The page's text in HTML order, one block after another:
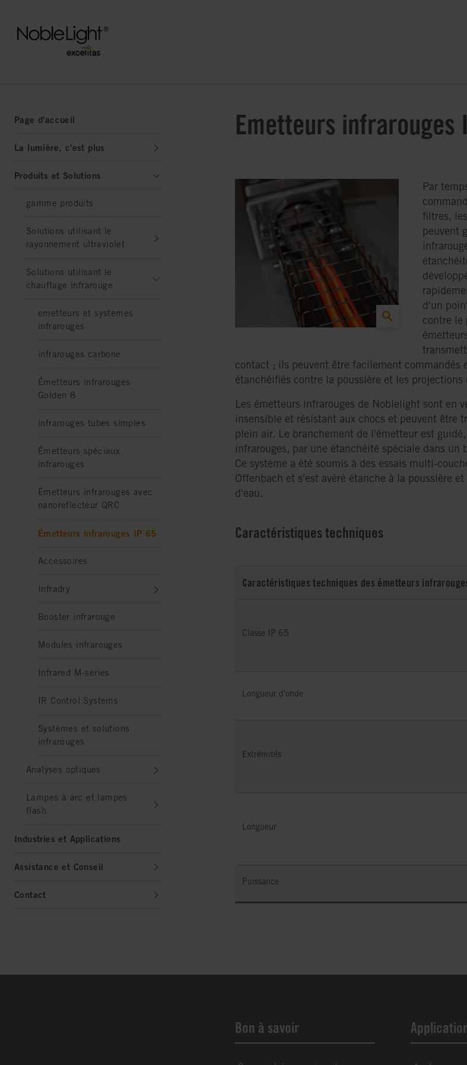
Page d'accueil
La lumière, c'est plus
Produits et Solutions
gamme produits
Solutions utilisant le
rayonnement ultraviolet
Solutions utilisant le
chauffage infrarouge
emetteurs et systemes
infrarouges
infrarouges carbone
Émetteurs infrarouges
Golden 8
infrarouges tubes simples
Émetteurs spéciaux
infrarouges
Émetteurs infrarouges avec
nanoreflecteur QRC
Émetteurs infrarouges IP 65
Accessoires
Infradry
Booster infrarouge
Modules infrarouges
Infrared M-series
IR Control Systems
Systèmes et solutions
infrarouges
Analyses optiques
Lampes à arc et lampes
flash
Industries et Applications
Assistance et Conseil
Contact
Emetteurs infrarouges
Par
filtres,
peuvent
d'un
contre le
contact ; ils peuvent être facilement commandés
étanchéifiés contre la poussière et les projections
Les émetteurs infrarouges de Noblelight sont en
insensible et résistant aux chocs et peuvent être
plein air. Le branchement de l'émetteur est
infrarouges, par une étanchéité spéciale dans un
Ce système a été soumis à des essais multi-
Offenbach et s'est avéré étanche à la poussière
d'eau.
Caractéristiques techniques
Caractéristiques techniques des émetteurs
Classe IP 65
Longueur d'onde
Extrémités
Longueur
Puissance
Bon à savoir